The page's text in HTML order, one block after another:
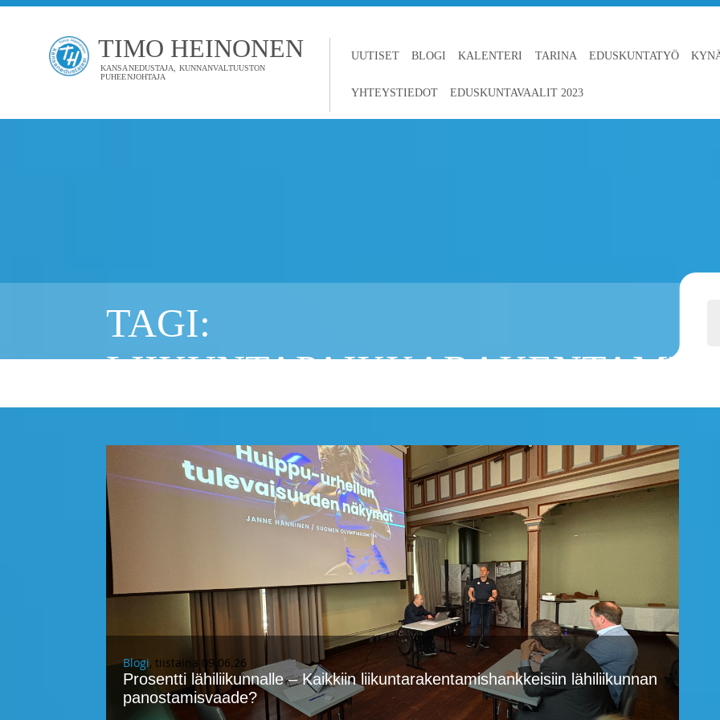
TIMO HEINONEN
KANSANEDUSTAJA, KUNNANVALTUUSTON
PUHEENJOHTAJA
UUTISET BLOGI KALENTERI TARINA EDUSKUNTATYÖ
YHTEYSTIEDOT EDUSKUNTAVAALIT 2023
TAGI:
Blogi, tiistaina 09.06.26
Prosentti lähiliikunnalle – Kaikkiin liikuntarakentamishankkeisiin lähiliikunnan
panostamisvaade?